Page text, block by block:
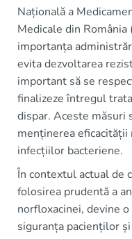
Națională a
Medicale din
importanța
evita dezvoltarea
important să se
finalizeze întregul
dispar. Aceste măsuri
menținerea
infecțiilor bacteriene.
În contextul actual de
folosirea prudentă a
norfloxacinei, devine
siguranța pacienților